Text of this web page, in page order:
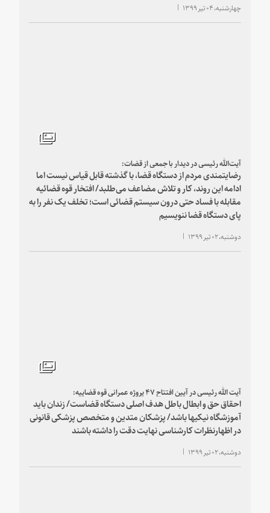
چهارشنبه، ۰۴ تیر ۱۳۹۹
آیت‌الله رئیسی در دیدار با جمعی از قضات:
رضایتمندی مردم از دستگاه قضا، با گذشته قابل قیاس نیست اما
ادامه این روند، کار و تلاش مضاعف می‌طلبد/ افتخار قوه قضائیه
مقابله با فساد حتی درون سیستم قضائی است؛ تخلف یک نفر را به
پای دستگاه قضا ننویسیم
دوشنبه، ۰۲ تیر ۱۳۹۹
آیت‎ الله رئیسی در آیین افتتاح ۴۷ پروژه‎ عمرانی قوه قضاییه:
احقاق حق و ابطال باطل هدف اصلی دستگاه قضاست/ زندان باید
آموزشگاه نیکی‎ها باشد/ پزشکان متدین و متخصص پزشکی قانونی
در اظهارنظرات کارشناسی نهایت دقت را داشته باشند
دوشنبه، ۰۲ تیر ۱۳۹۹